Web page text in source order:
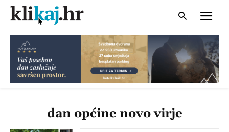
dan općine novo virje